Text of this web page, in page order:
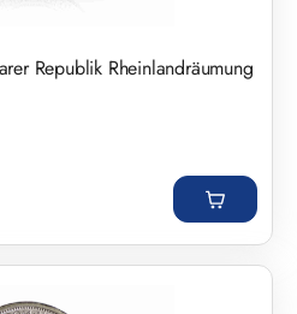
Republik Rheinlandräumung